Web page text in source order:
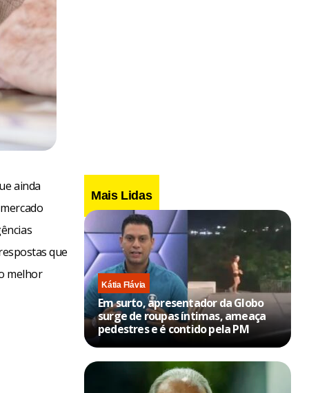
ainda
que
melhor
Mais Lidas
Kátia Flávia
Em surto, apresentador da Globo
surge de roupas íntimas, ameaça
pedestres e é contido pela PM